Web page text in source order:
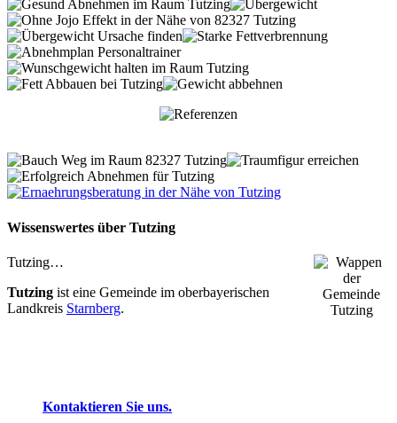
Wissenswertes über Tutzing
Tutzing…
Tutzing ist eine Gemeinde im oberbayerischen
Landkreis Starnberg.
Kontaktieren Sie uns.